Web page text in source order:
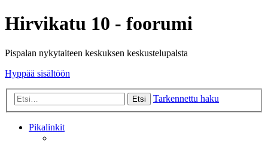
Hirvikatu 10 - foorumi
Pispalan nykytaiteen keskuksen keskustelupalsta
Hyppää sisältöön
Etsi Tarkennettu haku
Pikalinkit